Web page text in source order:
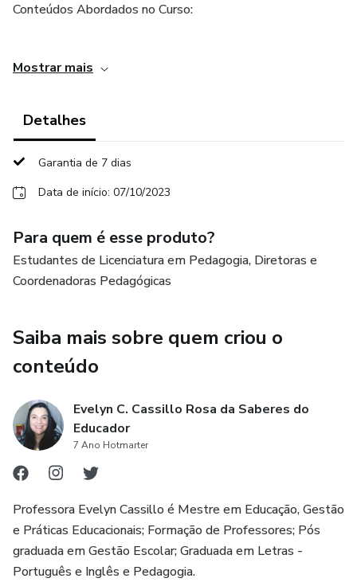
Conteúdos Abordados no Curso:
Alfabetização Significativa
infantil e a alfabetização na Educação Infantil. Consciência
professor alfabetizador.
Onde Começar?
Ferramentas diagnósticas, psicogênese da língua escrita
por Emília Ferreiro e níveis de hipóteses da escrita.
consonância com a PNA.
Aula 3 - Construção de Atividades com Intencionalidade
Elaboração de atividades personalizadas segundo os níveis
de hipótese da escrita. Orientações práticas, abordagem
com alunos alfabéticos e criação de ambiente estimulante.
Além das sessões de aprendizado enriquecedoras, você
terá a oportunidade de se conectar com colegas
pedagogos e educadores durante os intervalos para um
Mostrar mais
Detalhes
Garantia de 7 dias
Data de início: 07/10/2023
Para quem é esse produto?
Estudantes de Licenciatura em Pedagogia, Diretoras e
Coordenadoras Pedagógicas
Saiba mais sobre quem criou o
conteúdo
Evelyn C. Cassillo Rosa da Saberes do
Educador
7 Ano Hotmarter
Professora Evelyn Cassillo é Mestre em Educação, Gestão
e Práticas Educacionais; Formação de Professores; Pós
graduada em Gestão Escolar; Graduada em Letras -
Português e Inglês e Pedagogia.